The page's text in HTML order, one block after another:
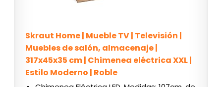
Skraut Home | Mueble TV | Televisión |
Muebles de salón, almacenaje |
317x45x35 cm | Chimenea eléctrica XXL |
Estilo Moderno | Roble